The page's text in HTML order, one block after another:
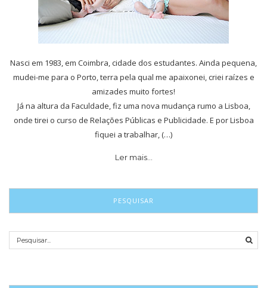
Nasci em 1983, em Coimbra, cidade dos estudantes. Ainda pequena,
mudei-me para o Porto, terra pela qual me apaixonei, criei raízes e
amizades muito fortes!
Já na altura da Faculdade, fiz uma nova mudança rumo a Lisboa,
onde tirei o curso de Relações Públicas e Publicidade. E por Lisboa
fiquei a trabalhar, (…)
Ler mais…
PESQUISAR